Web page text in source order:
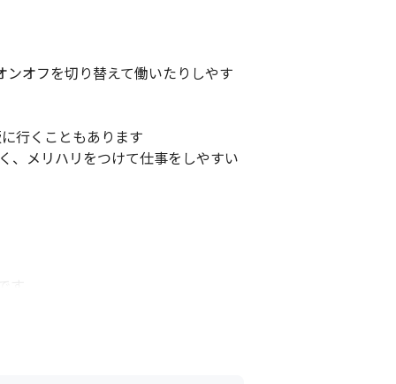
オフを切り替えて働いたりしやす
行くこともあります
、メリハリをつけて仕事をしやすい
す